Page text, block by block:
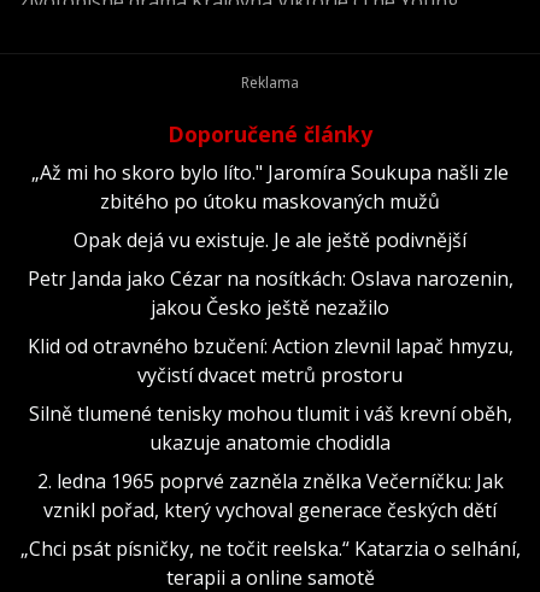
Doporučené články
„Až mi ho skoro bylo líto." Jaromíra Soukupa našli zle
zbitého po útoku maskovaných mužů
Opak dejá vu existuje. Je ale ještě podivnější
Petr Janda jako Cézar na nosítkách: Oslava narozenin,
jakou Česko ještě nezažilo
Klid od otravného bzučení: Action zlevnil lapač hmyzu,
vyčistí dvacet metrů prostoru
Silně tlumené tenisky mohou tlumit i váš krevní oběh,
ukazuje anatomie chodidla
2. ledna 1965 poprvé zazněla znělka Večerníčku: Jak
vznikl pořad, který vychoval generace českých dětí
„Chci psát písničky, ne točit reelska.“ Katarzia o selhání,
terapii a online samotě